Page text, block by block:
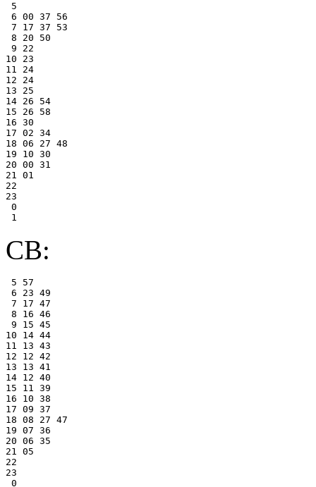
5
6 00 37 56
7 17 37 53
8 20 50
9 22
10 23
11 24
12 24
13 25
14 26 54
15 26 58
16 30
17 02 34
18 06 27 48
19 10 30
20 00 31
21 01
22
23
0
СВ:
5 57
6 23 49
7 17 47
8 16 46
9 15 45
10 14 44
11 13 43
12 12 42
13 13 41
14 12 40
15 11 39
16 10 38
17 09 37
18 08 27 47
19 07 36
20 06 35
21 05
22
23
0